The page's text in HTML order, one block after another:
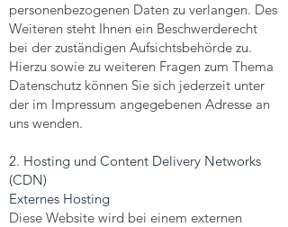
personenbezogenen Daten zu verlangen. Des
Weiteren steht Ihnen ein Beschwerderecht
bei der zuständigen Aufsichtsbehörde zu.
Hierzu sowie zu weiteren Fragen zum Thema
Datenschutz können Sie sich jederzeit unter
der im Impressum angegebenen Adresse an
uns wenden.
2. Hosting und Content Delivery Networks
(CDN)
Externes Hosting
Diese Website wird bei einem externen